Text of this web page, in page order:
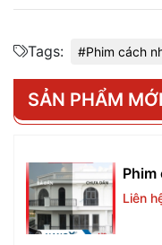
Tags: #Phim cách
SẢN PHẨM
Phim
Liên